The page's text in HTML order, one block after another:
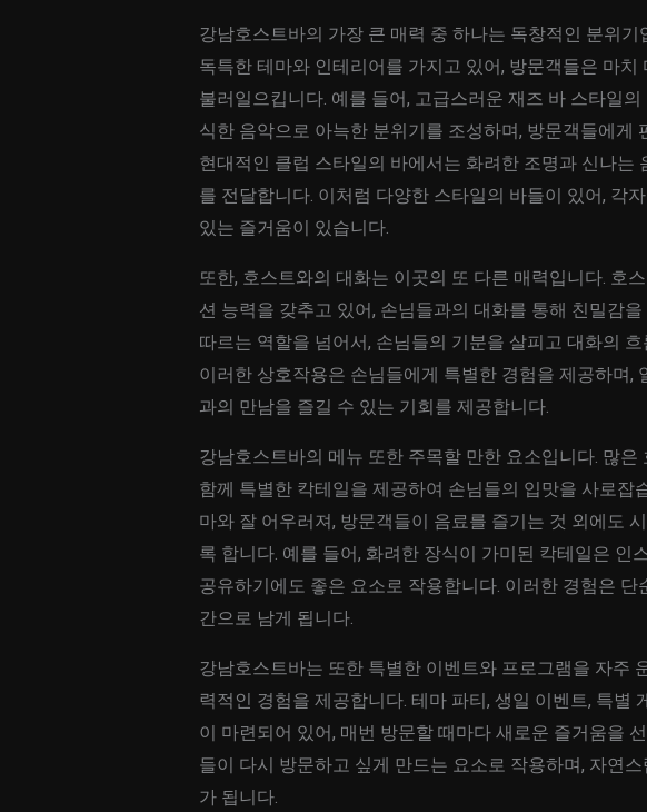
강남호스트바의 가장 큰 매력 중 하나는 독창적인 분위기
독특한 테마와 인테리어를 가지고 있어, 방문객들은 마
불러일으킵니다. 예를 들어, 고급스러운 재즈 바 스타일
식한 음악으로 아늑한 분위기를 조성하며, 방문객들에게
현대적인 클럽 스타일의 바에서는 화려한 조명과 신나는
를 전달합니다. 이처럼 다양한 스타일의 바들이 있어, 각
있는 즐거움이 있습니다.
또한, 호스트와의 대화는 이곳의 또 다른 매력입니다. 호
션 능력을 갖추고 있어, 손님들과의 대화를 통해 친밀감
따르는 역할을 넘어서, 손님들의 기분을 살피고 대화의
이러한 상호작용은 손님들에게 특별한 경험을 제공하며,
과의 만남을 즐길 수 있는 기회를 제공합니다.
강남호스트바의 메뉴 또한 주목할 만한 요소입니다. 많
함께 특별한 칵테일을 제공하여 손님들의 입맛을 사로잡
마와 잘 어우러져, 방문객들이 음료를 즐기는 것 외에도
록 합니다. 예를 들어, 화려한 장식이 가미된 칵테일은 인
공유하기에도 좋은 요소로 작용합니다. 이러한 경험은 단
간으로 남게 됩니다.
강남호스트바는 또한 특별한 이벤트와 프로그램을 자주
력적인 경험을 제공합니다. 테마 파티, 생일 이벤트, 특별
이 마련되어 있어, 매번 방문할 때마다 새로운 즐거움을
들이 다시 방문하고 싶게 만드는 요소로 작용하며, 자연
가 됩니다.